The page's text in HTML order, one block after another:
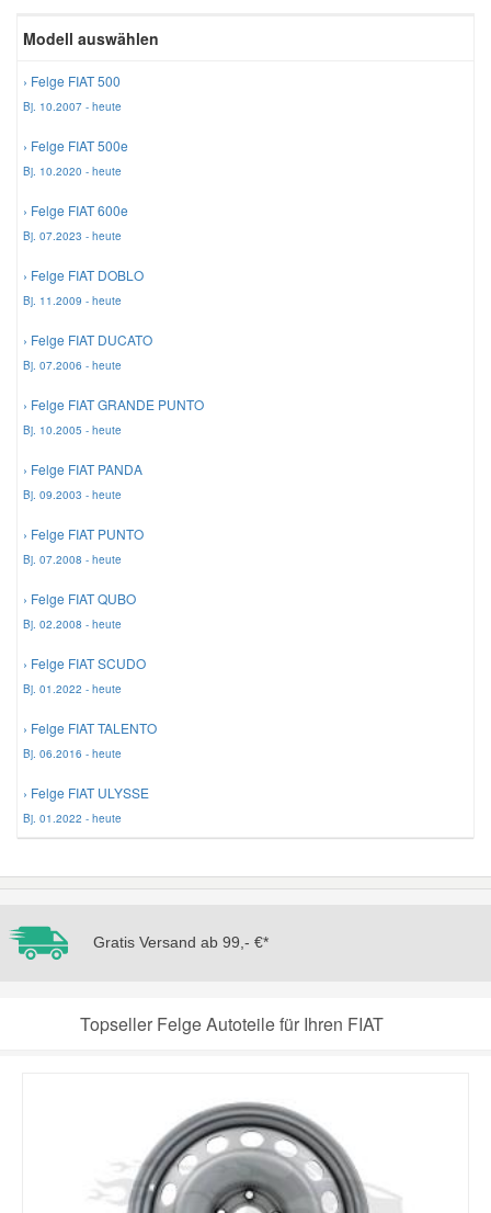
Modell auswählen
› Felge FIAT 500
Bj. 10.2007 - heute
› Felge FIAT 500e
Bj. 10.2020 - heute
› Felge FIAT 600e
Bj. 07.2023 - heute
› Felge FIAT DOBLO
Bj. 11.2009 - heute
› Felge FIAT DUCATO
Bj. 07.2006 - heute
› Felge FIAT GRANDE PUNTO
Bj. 10.2005 - heute
› Felge FIAT PANDA
Bj. 09.2003 - heute
› Felge FIAT PUNTO
Bj. 07.2008 - heute
› Felge FIAT QUBO
Bj. 02.2008 - heute
› Felge FIAT SCUDO
Bj. 01.2022 - heute
› Felge FIAT TALENTO
Bj. 06.2016 - heute
› Felge FIAT ULYSSE
Bj. 01.2022 - heute
Gratis Versand ab 99,- €*
Topseller Felge Autoteile für Ihren FIAT
Scheibenreinigung
Zündanlage und Glühanlage
Reparatur-Zubehör
Schlüsselgehäuse
Winter-Autozubehör
Daewoo Ersatzteile
Daihatsu Ersatzteile
Dodge Ersatzteile
Honda Ersatzteile
Hyundai Ersatzteile
Jeep Ersatzteile
Kia Ersatzteile
Lancia Ersatzteile
Mazda Ersatzteile
Mercedes Ersatzteile
Mini Ersatzteile
Mitsubishi Ersatzteile
Nissan Ersatzteile
Smart Ersatzteile
Toyota Ersatzteile